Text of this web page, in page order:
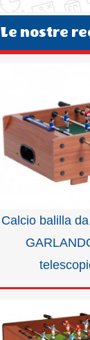
Le nostre
Calcio balilla